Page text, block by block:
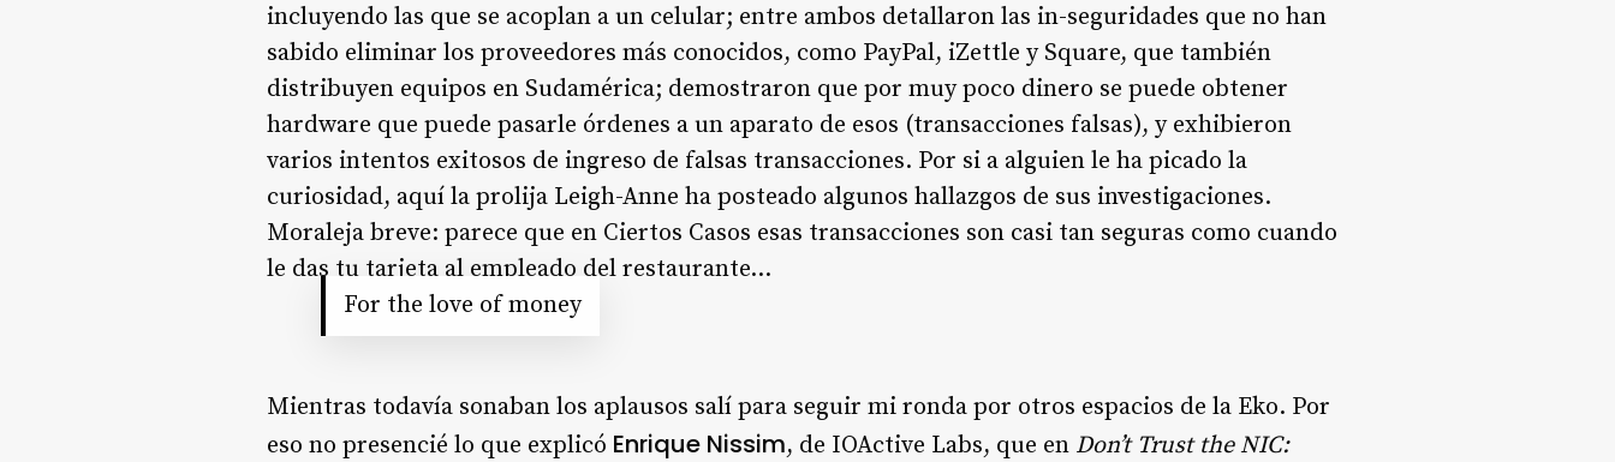
incluyendo las que se acoplan a un celular; entre ambos detallaron las in-seguridades que no han
sabido eliminar los proveedores más conocidos, como PayPal, iZettle y Square, que también
distribuyen equipos en Sudamérica; demostraron que por muy poco dinero se puede obtener
hardware que puede pasarle órdenes a un aparato de esos (transacciones falsas), y exhibieron
varios intentos exitosos de ingreso de falsas transacciones. Por si a alguien le ha picado la
curiosidad, aquí la prolija Leigh-Anne ha posteado algunos hallazgos de sus investigaciones.
Moraleja breve: parece que en Ciertos Casos esas transacciones son casi tan seguras como cuando
le das tu tarjeta al empleado del restaurante…
For the love of money
Mientras todavía sonaban los aplausos salí para seguir mi ronda por otros espacios de la Eko. Por
eso no presencié lo que explicó Enrique Nissim, de IOActive Labs, que en Don’t Trust the NIC: